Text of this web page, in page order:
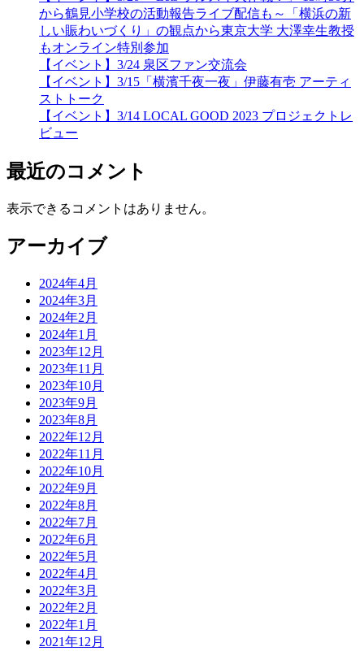
から鶴見小学校の活動報告ライブ配信も～「横浜の新
しい賑わいづくり」の観点から東京大学 大澤幸生教授
もオンライン特別参加
【イベント】3/24 泉区ファン交流会
【イベント】3/15「横濱千夜一夜」伊藤有壱 アーティ
ストトーク
【イベント】3/14 LOCAL GOOD 2023 プロジェクトレ
ビュー
最近のコメント
表示できるコメントはありません。
アーカイブ
2024年4月
2024年3月
2024年2月
2024年1月
2023年12月
2023年11月
2023年10月
2023年9月
2023年8月
2022年12月
2022年11月
2022年10月
2022年9月
2022年8月
2022年7月
2022年6月
2022年5月
2022年4月
2022年3月
2022年2月
2022年1月
2021年12月